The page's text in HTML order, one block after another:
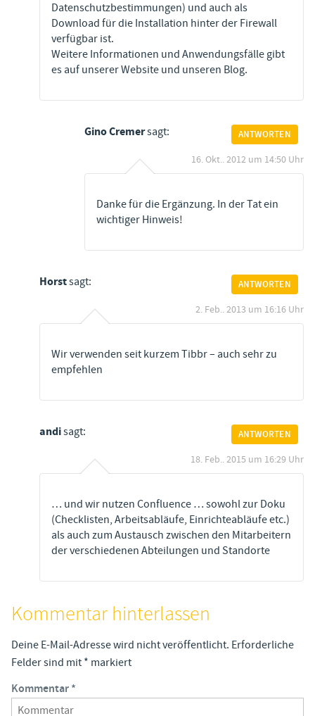
Datenschutzbestimmungen) und auch als
Download für die Installation hinter der Firewall
verfügbar ist.
Weitere Informationen und Anwendungsfälle gibt
es auf unserer Website und unseren Blog.
Gino Cremersagt:
16. Okt.. 2012 um 14:50 Uhr
Danke für die Ergänzung. In der Tat ein
wichtiger Hinweis!
ANTWORTEN
Horstsagt:
2. Feb.. 2013 um 16:16 Uhr
Wir verwenden seit kurzem Tibbr – auch sehr zu
empfehlen
ANTWORTEN
andisagt:
18. Feb.. 2015 um 16:29 Uhr
… und wir nutzen Confluence … sowohl zur Doku
(Checklisten, Arbeitsabläufe, Einrichteabläufe etc.)
als auch zum Austausch zwischen den Mitarbeitern
der verschiedenen Abteilungen und Standorte
ANTWORTEN
Kommentar hinterlassen
Deine E-Mail-Adresse wird nicht veröffentlicht. Erforderliche
Felder sind mit * markiert
Kommentar*